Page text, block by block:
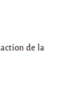
de la